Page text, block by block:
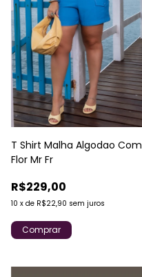
T Shirt Malha Algodao Com
Flor Mr Fr
R$229,00
10 x de R$22,90 sem juros
Comprar